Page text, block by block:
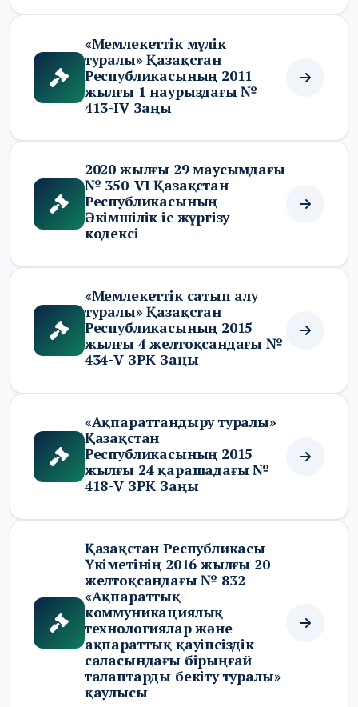
«Мемлекеттік мүлік
туралы» Қазақстан
Республикасының 2011
жылғы 1 наурыздағы №
413-IV Заңы
2020 жылғы 29 маусымдағы
№ 350-VI Қазақстан
Республикасының
Әкімшілік іс жүргізу
кодексі
«Мемлекеттік сатып алу
туралы» Қазақстан
Республикасының 2015
жылғы 4 желтоқсандағы №
434-V ЗРК Заңы
«Ақпараттандыру туралы»
Қазақстан
Республикасының 2015
жылғы 24 қарашадағы №
418-V ЗРК Заңы
Қазақстан Республикасы
Үкіметінің 2016 жылғы 20
желтоқсандағы № 832
«Ақпараттық-
коммуникациялық
технологиялар және
ақпараттық қауіпсіздік
саласындағы бірыңғай
талаптарды бекіту туралы»
қаулысы